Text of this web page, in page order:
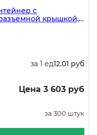
с
крышкой,
за 1 ед12.01 руб
Цена 3 603 руб
за 300 штук